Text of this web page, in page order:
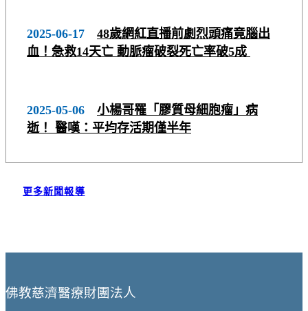
2025-06-17 48歲網紅直播前劇烈頭痛竟腦出
血！急救14天亡 動脈瘤破裂死亡率破5成
2025-05-06 小楊哥罹「膠質母細胞瘤」病
逝！ 醫嘆：平均存活期僅半年
更多新聞報導
佛教慈濟醫療財團法人